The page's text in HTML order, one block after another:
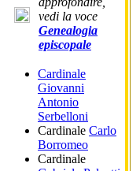
vedi la voce
Genealogia
episcopale
Cardinale
Giovanni
Antonio
Serbelloni
Cardinale Carlo
Borromeo
Cardinale